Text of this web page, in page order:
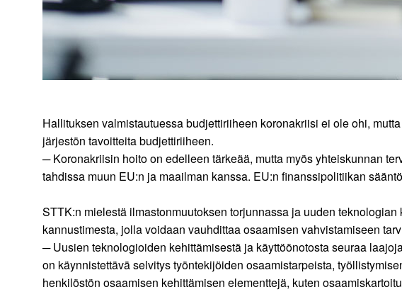
Hallituksen valmistautuessa budjettiriiheen koronakriisi ei ole ohi,
järjestön tavoitteita budjettiriiheen.
─ Koronakriisin hoito on edelleen tärkeää, mutta myös yhteiskunnan
tahdissa muun EU:n ja maailman kanssa. EU:n finanssipolitiikan
STTK:n mielestä ilmastonmuutoksen torjunnassa ja uuden
kannustimesta, jolla voidaan vauhdittaa osaamisen vahvistamiseen
─ Uusien teknologioiden kehittämisestä ja käyttöönotosta seuraa
on käynnistettävä selvitys työntekijöiden osaamistarpeista,
henkilöstön osaamisen kehittämisen elementtejä, kuten